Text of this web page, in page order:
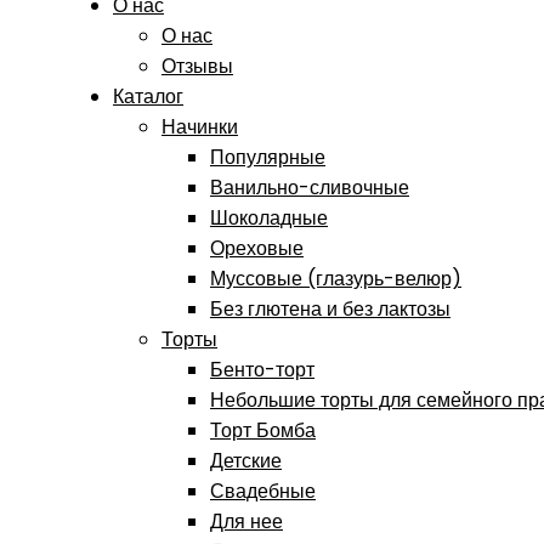
О нас
О нас
Отзывы
Каталог
Начинки
Популярные
Ванильно-сливочные
Шоколадные
Ореховые
Муссовые (глазурь-велюр)
Без глютена и без лактозы
Торты
Бенто-торт
Небольшие торты для семейного
Торт Бомба
Детские
Свадебные
Для нее